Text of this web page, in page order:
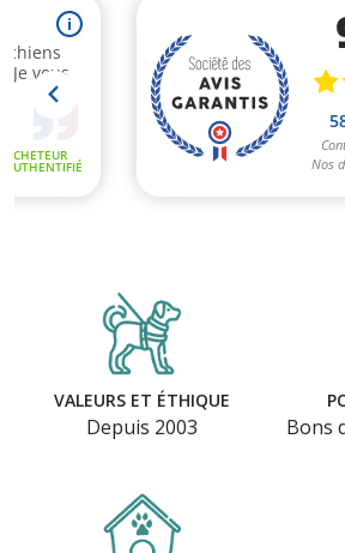
(4 avis)
VALEURS ET ÉTHIQUE
Depuis 2003
Bons